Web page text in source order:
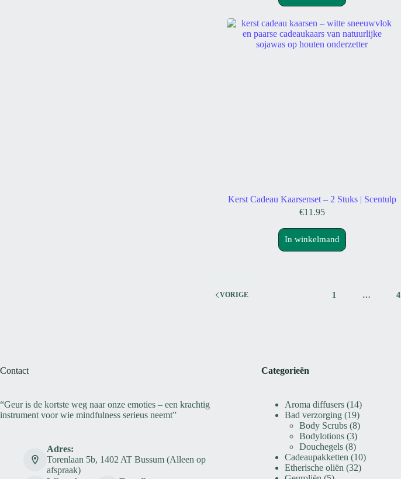
Kerst Cadeau Kaarsenset – 2 Stuks | Scentulp
€11.95
In winkelmand
VORIGE 1 … 4
Contact
“Geur is de kortste weg naar onze emoties – een krachtig
instrument voor wie mindfulness serieus neemt”
Adres:
Torenlaan 5b, 1402 AT Bussum (Alleen op
afspraak)
Categorieën
Aroma diffusers 1414
producten
Bad verzorging 1919
producten
Body Scrubs 88
producten
Bodylotions 33
producten
Douchegels 88
producten
Cadeaupakketten 1010
Etherische oliën 3232